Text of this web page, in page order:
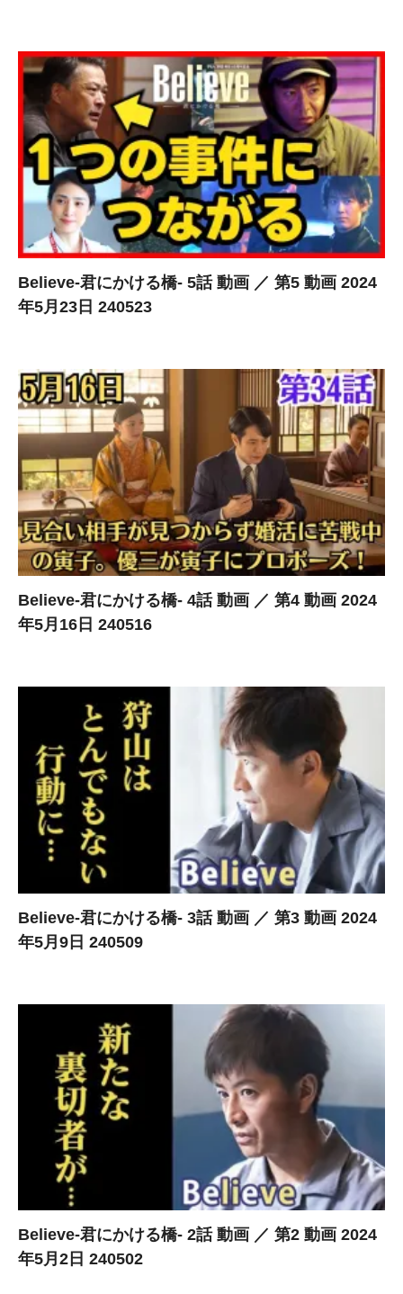
Believe-君にかける橋- 5話 動画 ／ 第5 動画 2024
年5月23日 240523
Believe-君にかける橋- 4話 動画 ／ 第4 動画 2024
年5月16日 240516
Believe-君にかける橋- 3話 動画 ／ 第3 動画 2024
年5月9日 240509
Believe-君にかける橋- 2話 動画 ／ 第2 動画 2024
年5月2日 240502